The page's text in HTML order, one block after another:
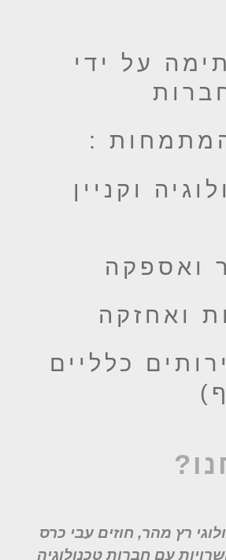
על ידי
:
וקניין
ואספקה
ואחזקה
כלליים
רץ מהר, חוזים עבי כרס
עם חברות טכנולוגיה